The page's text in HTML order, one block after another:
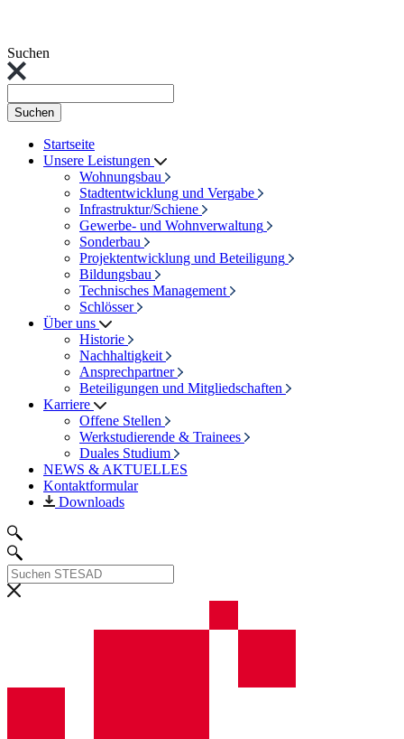
Suchen
Suchen
Startseite
Unsere Leistungen
Wohnungsbau
Stadtentwicklung und Vergabe
Infrastruktur/Schiene
Gewerbe- und Wohnverwaltung
Sonderbau
Projektentwicklung und Beteiligung
Bildungsbau
Technisches Management
Schlösser
Über uns
Historie
Nachhaltigkeit
Ansprechpartner
Beteiligungen und Mitgliedschaften
Karriere
Offene Stellen
Werkstudierende & Trainees
Duales Studium
NEWS & AKTUELLES
Kontaktformular
Downloads